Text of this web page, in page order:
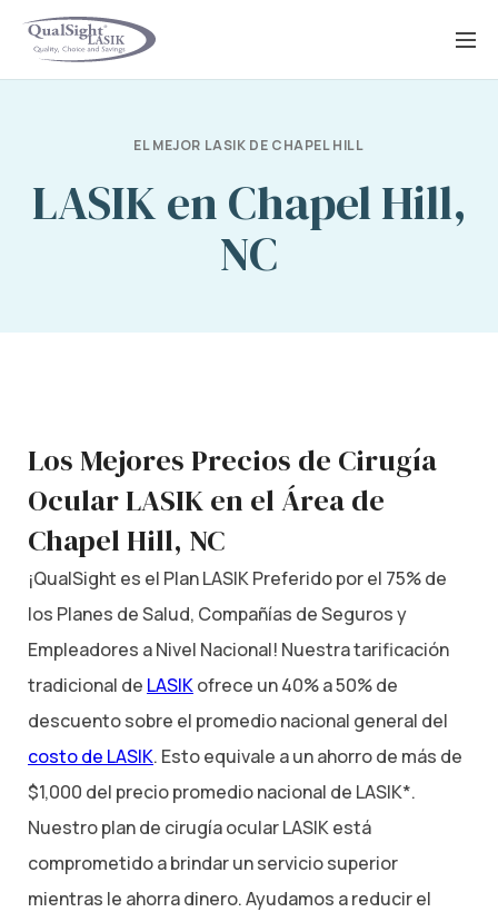
Saltar
EL MEJOR LASIK DE CHAPEL HILL
LASIK en Chapel Hill,
NC
Los Mejores Precios de Cirugía
Ocular LASIK en el Área de
Chapel Hill, NC
¡QualSight es el Plan LASIK Preferido por el 75% de
los Planes de Salud, Compañías de Seguros y
Empleadores a Nivel Nacional! Nuestra tarificación
tradicional de LASIKofrece un 40% a 50% de
descuento sobre el promedio nacional general del
costo de LASIK. Esto equivale a un ahorro de más de
$1,000 del precio promedio nacional de LASIK*.
Nuestro plan de cirugía ocular LASIK está
comprometido a brindar un servicio superior
mientras le ahorra dinero. Ayudamos a reducir el